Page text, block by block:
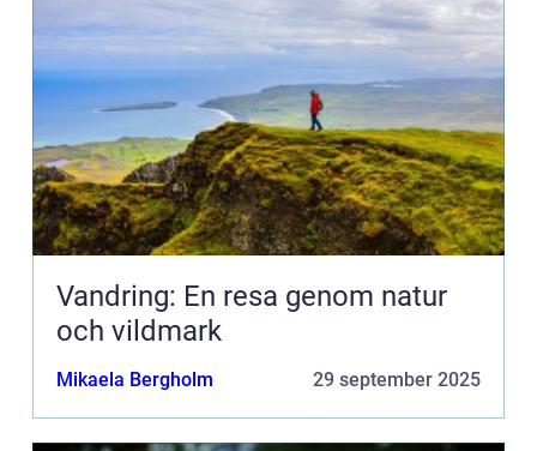
Vandring: En resa genom natur
och vildmark
Mikaela Bergholm 29 september 2025